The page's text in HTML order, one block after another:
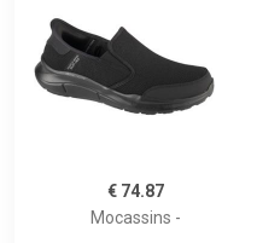
€ 74.87
Mocassins -